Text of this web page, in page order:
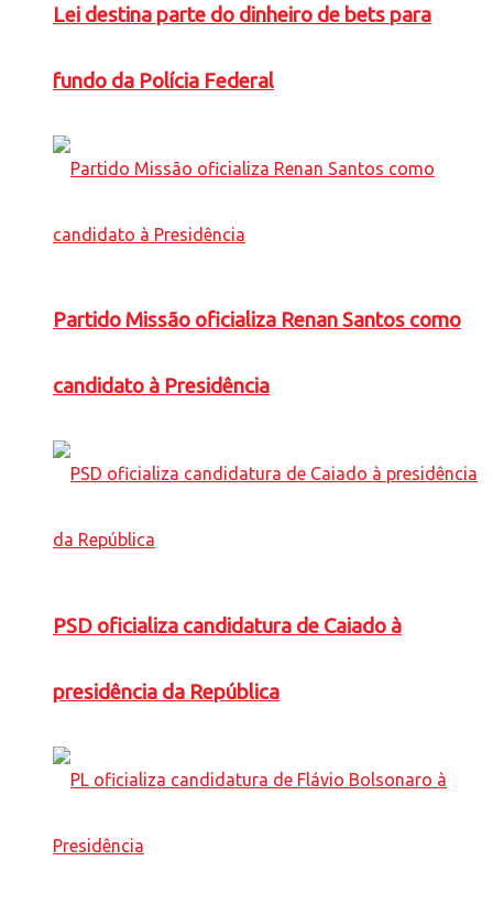
Lei destina parte do dinheiro de bets para
fundo da Polícia Federal
Partido Missão oficializa Renan Santos como
candidato à Presidência
PSD oficializa candidatura de Caiado à
presidência da República